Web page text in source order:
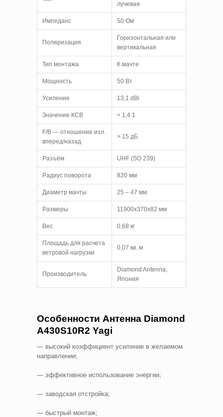
лучевая
Импеданс 50 Ом
Поляризация
Горизонтальная или
вертикальная
Тип монтажа К мачте
Мощность 50 Вт
Усиление 13,1 dBi
Значение КСВ < 1,4:1
F/B — отношение изл.
вперед/назад
> 15 дБ
Разъём UHF (SO 239)
Радиус поворота 820 мм
Диаметр мачты 25 – 47 мм
Размеры 11900x370x82 мм
Вес 0,68 кг
Площадь для расчета
ветровой нагрузки
0,07 кв. м
Производитель
Diamond Antenna,
Япония
Особенности Антенна Diamond
A430S10R2 Yagi
— высокий коэффициент усиление в желаемом
направлении;
— эффективное использование энергии;
— заводская отстройка;
— быстрый монтаж;